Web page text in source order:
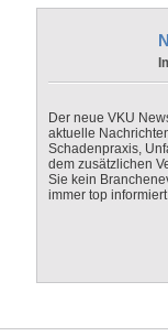
Der neue VKU
aktuelle
Schadenpraxis,
dem zusätzlichen
Sie kein
immer top